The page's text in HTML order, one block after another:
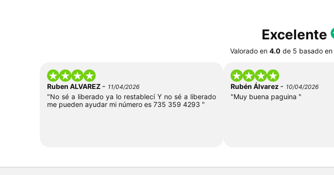
Excelente
Valorado en 4.0 de 5 basado en
Ruben ALVAREZ - 11/04/2026
"No sé a liberado ya lo restablecí Y no sé a liberado
me pueden ayudar mi número es 735 359 4293 "
Rubén Álvarez - 10/04/2026
"Muy buena paguina "